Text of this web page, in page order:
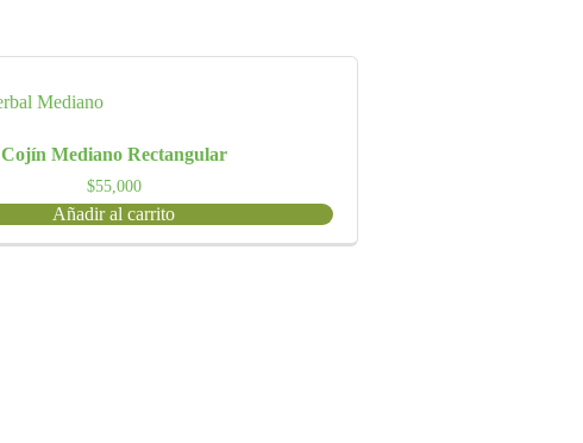
Cojín Mediano Rectangular
$55,000
Añadir al carrito